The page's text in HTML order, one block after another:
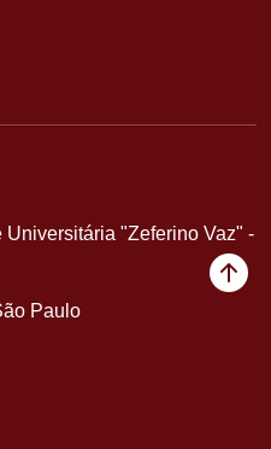
Universitária "Zeferino Vaz" -
Paulo